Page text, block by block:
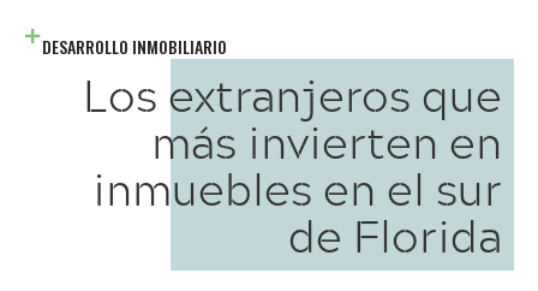
DESARROLLO INMOBILIARIO
Los extranjeros que
más invierten en
inmuebles en el sur
de Florida